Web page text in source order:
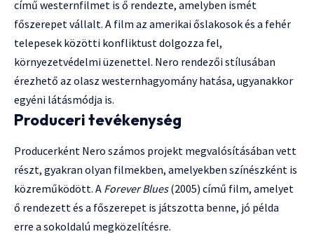
című westernfilmet is ő rendezte, amelyben ismét
főszerepet vállalt. A film az amerikai őslakosok és a fehér
telepesek közötti konfliktust dolgozza fel,
környezetvédelmi üzenettel. Nero rendezői stílusában
érezhető az olasz westernhagyomány hatása, ugyanakkor
egyéni látásmódja is.
Produceri tevékenység
Producerként Nero számos projekt megvalósításában vett
részt, gyakran olyan filmekben, amelyekben színészként is
közreműködött. A Forever Blues(2005) című film, amelyet
ő rendezett és a főszerepet is játszotta benne, jó példa
erre a sokoldalú megközelítésre.